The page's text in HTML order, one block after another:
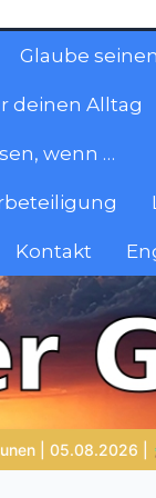
Glaube
deinen Alltag
wenn …
Kontakt
– Hiob wird still vor